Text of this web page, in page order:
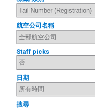
航空公司名稱
Staff picks
日期
搜尋